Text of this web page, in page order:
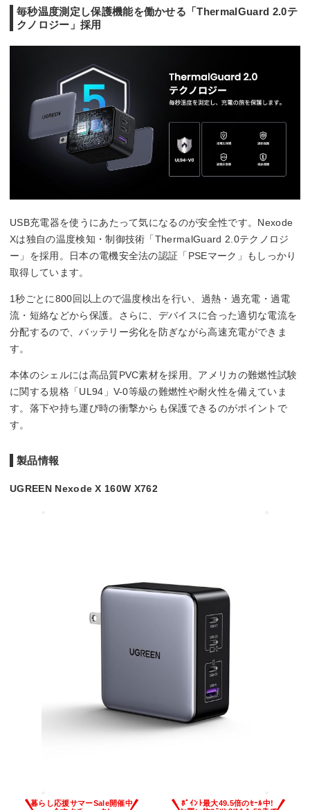
毎秒温度測定し保護機能を働かせる「ThermalGuard 2.0テ
クノロジー」採用
USB充電器を使うにあたって気になるのが安全性です。Nexode
Xは独自の温度検知・制御技術「ThermalGuard 2.0テクノロジ
ー」を採用。日本の電機安全法の認証「PSEマーク」もしっかり
取得しています。
1秒ごとに800回以上ので温度検出を行い、過熱・過充電・過電
流・短絡などから保護。さらに、デバイスに合った適切な電流を
分配するので、バッテリー劣化を防ぎながら高速充電ができま
す。
本体のシェルには高品質PVC素材を採用。アメリカの難燃性試験
に関する規格「UL94」V-0等級の難燃性や耐火性を備えていま
す。落下や持ち運び時の衝撃からも保護できるのがポイントで
す。
製品情報
UGREEN Nexode X 160W X762